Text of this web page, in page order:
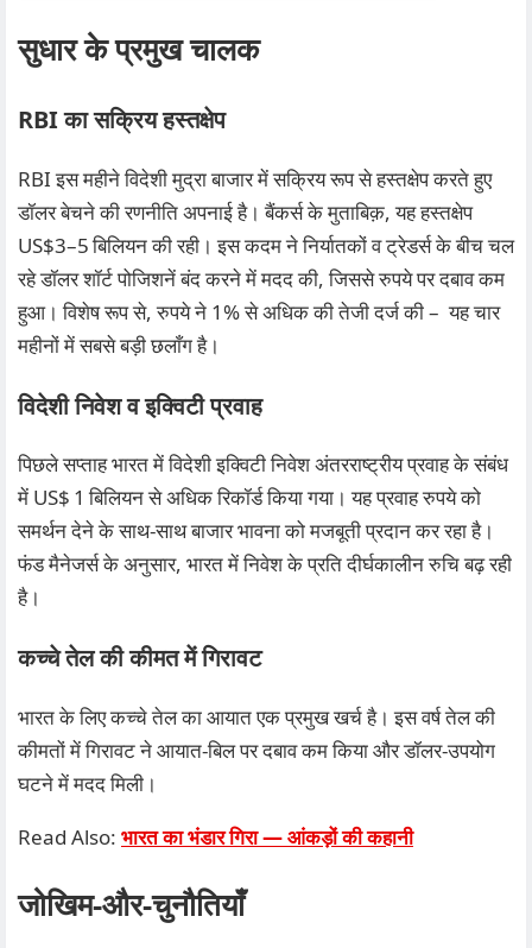
सुधार के प्रमुख चालक
RBI का सक्रिय हस्तक्षेप
RBI इस महीने विदेशी मुद्रा बाजार में सक्रिय रूप से हस्तक्षेप करते हुए
डॉलर बेचने की रणनीति अपनाई है। बैंकर्स के मुताबिक़, यह हस्तक्षेप
US$3–5 बिलियन की रही। इस कदम ने निर्यातकों व ट्रेडर्स के बीच चल
रहे डॉलर शॉर्ट पोजिशनें बंद करने में मदद की, जिससे रुपये पर दबाव कम
हुआ। विशेष रूप से, रुपये ने 1% से अधिक की तेजी दर्ज की – यह चार
महीनों में सबसे बड़ी छलाँग है।
विदेशी निवेश व इक्विटी प्रवाह
पिछले सप्ताह भारत में विदेशी इक्विटी निवेश अंतरराष्ट्रीय प्रवाह के संबंध
में US$ 1 बिलियन से अधिक रिकॉर्ड किया गया। यह प्रवाह रुपये को
समर्थन देने के साथ-साथ बाजार भावना को मजबूती प्रदान कर रहा है।
फंड मैनेजर्स के अनुसार, भारत में निवेश के प्रति दीर्घकालीन रुचि बढ़ रही
है।
कच्चे तेल की कीमत में गिरावट
भारत के लिए कच्चे तेल का आयात एक प्रमुख खर्च है। इस वर्ष तेल की
कीमतों में गिरावट ने आयात‑बिल पर दबाव कम किया और डॉलर‑उपयोग
घटने में मदद मिली।
Read Also: भारत का भंडार गिरा — आंकड़ों की कहानी
जोखिम‑और‑चुनौतियाँ